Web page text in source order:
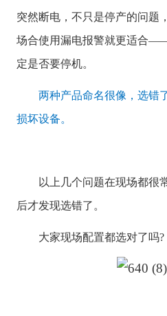
突然断电，不只是停产的问题
场合使用漏电报警就更适合
定是否要停机。
两种产品命名很像，选错
损坏设备。
以上几个问题在现场都很
后才发现选错了。
大家现场配置都选对了吗?